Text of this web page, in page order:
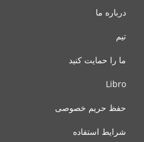
درباره ما
تیم
ما را حمایت کنید
Libro
حفظ حریم خصوصی
شرایط استفاده